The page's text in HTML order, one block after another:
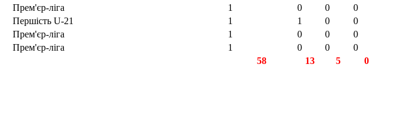
Прем'єр-ліга 1 0 0
0
Першість U-21 1 1 0
0
Прем'єр-ліга 1 0 0
0
Прем'єр-ліга 1 0 0
0
58 13 5 0